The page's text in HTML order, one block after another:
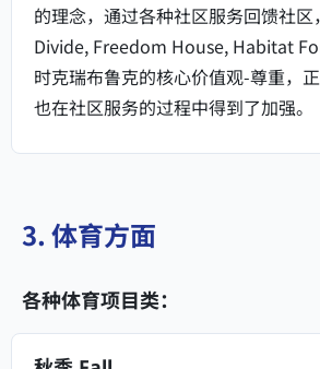
的理念，通过各种社区服务回馈社
Divide, Freedom House, Habitat
时克瑞布鲁克的核心价值观-尊重，
也在社区服务的过程中得到了加强。
3. 体育方面
各种体育项目类：